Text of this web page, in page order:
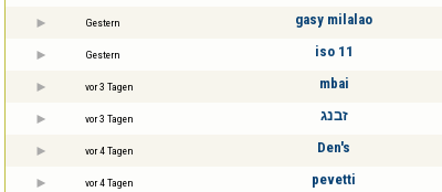
Gestern gasy milalao
Gestern iso 11
vor 3 Tagen mbai
vor 3 Tagen זבנג
vor 4 Tagen Den's
vor 4 Tagen pevetti